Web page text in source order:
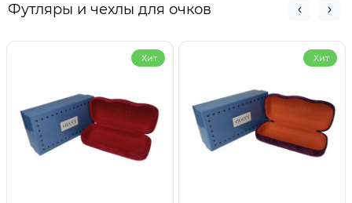
Футляры и чехлы для очков
Хит Хит